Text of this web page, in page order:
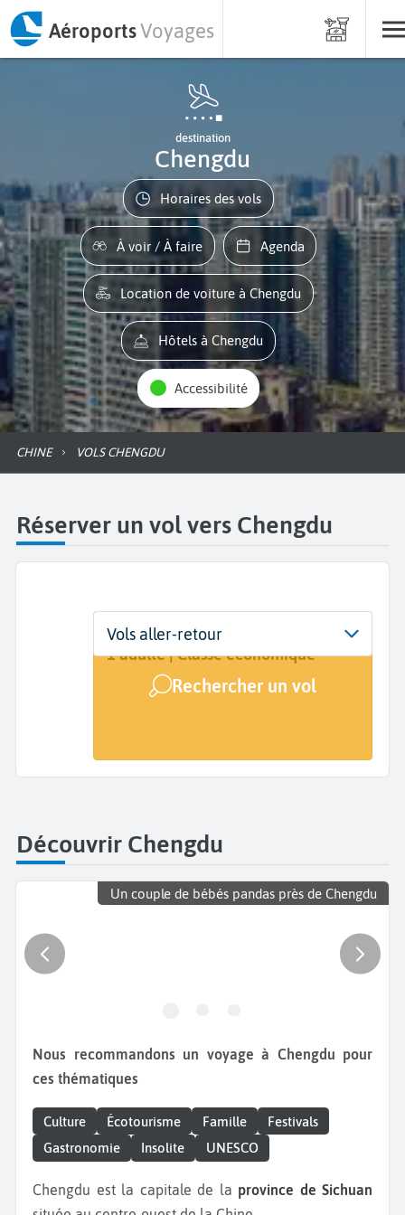
AéroportsVoyages
destination
Chengdu
Horaires des vols
À voir / À faire Agenda
Location de voiture à Chengdu
Hôtels à Chengdu
Accessibilité
CHINE VOLS CHENGDU
Réserver un vol vers Chengdu
Départ
De...
Dates
Dates de votre voyage
Voyageurs | Classe
1 adulte | Classe économique
Rechercher un vol
Vols aller-retour
Découvrir Chengdu
Un couple de bébés pandas près de Chengdu
Nous recommandons un voyage à Chengdu pour
ces thématiques
Culture Écotourisme Famille
Festivals
Gastronomie
Insolite UNESCO
Chengdu est la capitale de la province de Sichuan